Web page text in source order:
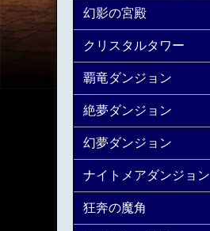
幻影の宮殿
クリスタルタワー
覇竜ダンジョン
絶夢ダンジョン
幻夢ダンジョン
ナイトメアダンジョン
狂奔の魔角